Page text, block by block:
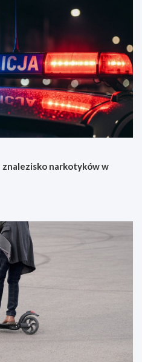
znalezisko narkotyków w